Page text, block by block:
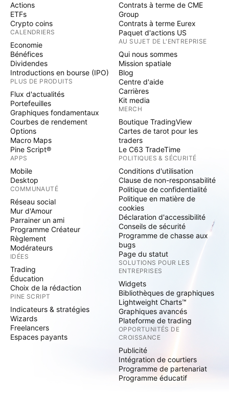
Actions
ETFs
Crypto coins
CALENDRIERS
Economie
Bénéfices
Dividendes
Introductions en bourse (IPO)
PLUS DE PRODUITS
Flux d'actualités
Portefeuilles
Graphiques fondamentaux
Courbes de rendement
Options
Macro Maps
Pine Script®
APPS
Mobile
Desktop
COMMUNAUTÉ
Réseau social
Mur d'Amour
Parrainer un ami
Programme Créateur
Règlement
Modérateurs
IDÉES
Trading
Éducation
Choix de la rédaction
PINE SCRIPT
Indicateurs & stratégies
Wizards
Freelancers
Espaces payants
Contrats à terme de CME
Group
Contrats à terme Eurex
Paquet d'actions US
AU SUJET DE L'ENTREPRISE
Qui nous sommes
Mission spatiale
Blog
Centre d'aide
Carrières
Kit media
MERCH
Boutique TradingView
Cartes de tarot pour les
traders
Le C63 TradeTime
POLITIQUES & SÉCURITÉ
Conditions d'utilisation
Clause de non-responsabilité
Politique de confidentialité
Politique en matière de
cookies
Déclaration d'accessibilité
Conseils de sécurité
Programme de chasse aux
bugs
Page du statut
SOLUTIONS POUR LES
ENTREPRISES
Widgets
Bibliothèques de graphiques
Lightweight Charts™
Graphiques avancés
Plateforme de trading
OPPORTUNITÉS DE
CROISSANCE
Publicité
Intégration de courtiers
Programme de partenariat
Programme éducatif